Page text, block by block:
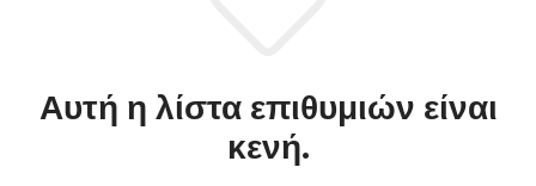
Αυτή η λίστα επιθυμιών είναι
κενή.